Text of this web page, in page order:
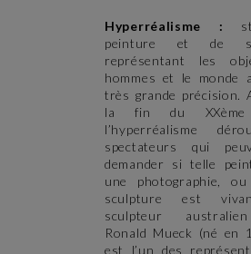
Hyperréalisme :
peinture et de
représentant les
hommes et le monde
très grande précision.
la fin du XXème
l’hyperréalisme
spectateurs qui
demander si telle
une photographie,
sculpture est
sculpteur
Ronald Mueck (né en
est l’un des